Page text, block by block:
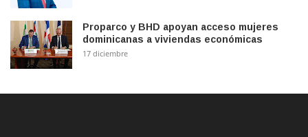
Proparco y BHD apoyan acceso mujeres
dominicanas a viviendas económicas
17 diciembre